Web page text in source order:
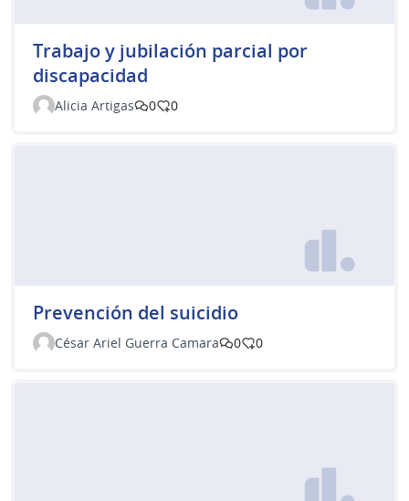
Trabajo y jubilación parcial por
discapacidad
Alicia Artigas 0 0
Prevención del suicidio
César Ariel Guerra Camara 0 0